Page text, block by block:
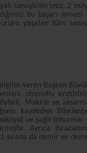
sanayicilerimiz, 2
bu başarı ivmesi
yaşatan tüm
veren Başkan
otomotiv
Makine ve
kaydeden
ve yağlı tohumlar
Ayrıca
sırada da demir ve